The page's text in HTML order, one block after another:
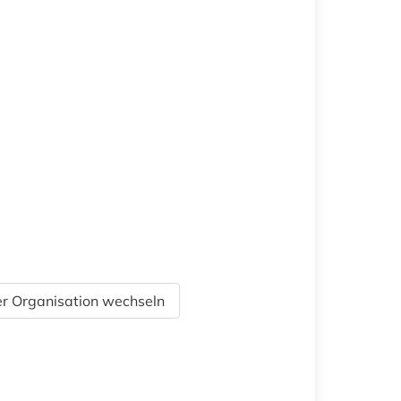
Organisation wechseln